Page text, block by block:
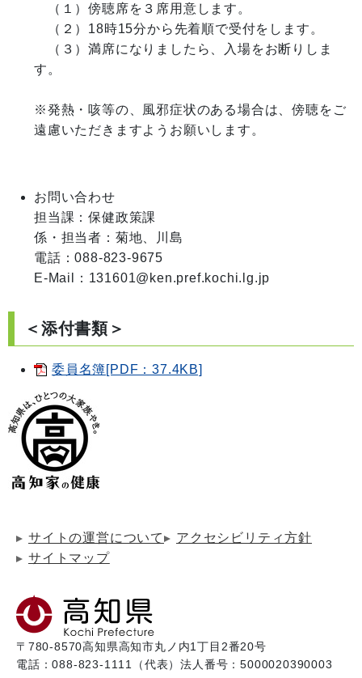
（１）傍聴席を３席用意します。
（２）18時15分から先着順で受付をします。
（３）満席になりましたら、入場をお断りしま
す。
※発熱・咳等の、風邪症状のある場合は、傍聴をご
遠慮いただきますようお願いします。
お問い合わせ
担当課：保健政策課
係・担当者：菊地、川島
電話：088-823-9675
E-Mail：131601@ken.pref.kochi.lg.jp
＜添付書類＞
委員名簿[PDF：37.4KB]
サイトの運営について
アクセシビリティ方針
サイトマップ
〒780-8570高知県高知市丸ノ内1丁目2番20号
電話：088-823-1111（代表）法人番号：5000020390003